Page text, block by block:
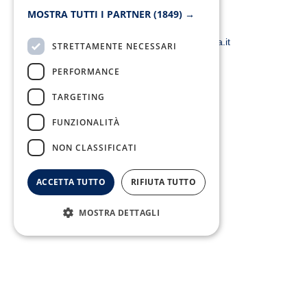
Fax:
0823/21034
smacampaniaspa@pec.it –info@smacampania.it
MOSTRA TUTTI I PARTNER (1849) →
STRETTAMENTE NECESSARI
PERFORMANCE
TARGETING
FUNZIONALITÀ
NON CLASSIFICATI
ACCETTA TUTTO RIFIUTA TUTTO
MOSTRA DETTAGLI